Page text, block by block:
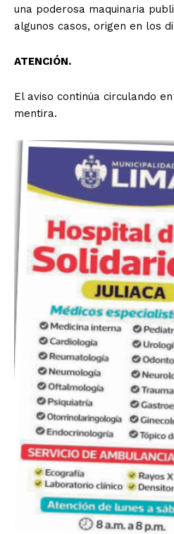
una poderosa maquinaria
algunos casos, origen en los
ATENCIÓN.
El aviso continúa circulando
mentira.